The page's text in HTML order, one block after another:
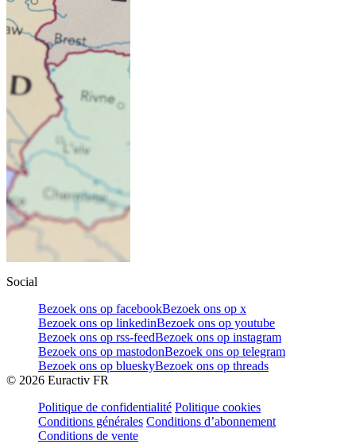
Social
Bezoek ons op facebookBezoek ons op x
Bezoek ons op linkedinBezoek ons op youtube
Bezoek ons op rss-feedBezoek ons op instagram
Bezoek ons op mastodonBezoek ons op telegram
Bezoek ons op blueskyBezoek ons op threads
© 2026 Euractiv FR
Politique de confidentialité Politique cookies
Conditions générales Conditions d’abonnement
Conditions de vente